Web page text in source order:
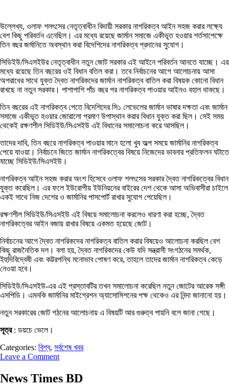
উল্লেখ্য, ওলাফ শলৎসের নেতৃত্বাধীন বিদায়ী সরকার নাগরিকত্ব আইন সহজ করার লক্ষ্যে
বেশ কিছু পরিবর্তন এনেছিল। এর মধ্যে রয়েছে জার্মান সমাজে একীভূত হওয়ার শর্তসাপেক্ষে
তিন বছর জর্মানিতে অবস্থান করা বিদেশিদের নাগরিকত্ব প্রদানের সুযোগ।
সিডিইউ/সিএসইউর নেতৃত্বাধীন নতুন জোট সরকার এই আইনে পরিবর্তন আনতে যাচ্ছে। এর
মধ্যে রয়েছে তিন বছরের ওই বিধান বতিল করা। তবে নির্বাচনের আগে আলোচনায় আসা
অপরাধের সাথে যুক্ত দ্বৈত নাগরিকদের জার্মান নাগরিকত্ব বাতিল করা বিষয়ক কোনো বিধান
রাখছে না নতুন সরকার। পাশাপাশি পাঁচ বছর পর নাগরিকত্ব পাওয়ার আইনও বহাল থাকছে।
তিন বছরের এই নাগরিকত্ব পেতে বিদেশিদের সি১ লেভেলের জার্মান ভাষার দক্ষতা এবং জার্মান
সমাজে একীভূত হওয়ার জোরালো প্রমাণ উপাস্থান করার বিধান যুক্ত করা ছিল। সেই সময়
থেকেই রক্ষণশীল সিডিইউ/সিএসইউ এই বিধানের সমালোচনা করে আসছিল।
তাদের দাবি, তিন বছরে নাগরিকত্ব পাওয়ার মানে হলো খুব অল্প সময়ে জার্মানির নাগরিকত্ব
পেয়ে যাওয়া। নির্বাচনে জিতে জার্মান নাগরিকত্বের বিষয়ে নিজেদের ভাবনার প্রতিফলন ঘটাতে
যাচ্ছে সিডিইউ/সিএসইউ।
নাগরিকত্ব আইন সহজ করার অংশ হিসেবে ওলাফ শলৎসের সরকার দ্বৈত নাগরিকত্বের বিধান
যুক্ত করেছিল। এর ফলে ইউরোপীয় ইউনিয়নের বাইরের দেশ থেকে আসা অভিবাসীরা চাইলে
একই সাথে নিজ দেশের ও জার্মানির পাসপোর্ট রাখার সুযোগ পেয়েছিল।
রক্ষণশীল সিডিইউ/সিএসইউ এই বিষয়ে সমালোচনা করলেও ধারণা করা হচ্ছে, দ্বৈত
নাগরিকত্বের আইন বজায় রাখার বিষয়ে একমত হয়েছে জোট।
নির্বাচনের আগে দ্বৈত নাগরিকদের নাগরিকত্ব বাতিল করার বিষয়েও আলোচনা করছিল বেশ
কিছু রাজনৈতিক দল। বলা হয়, দ্বৈত নাগরিকদের কেউ যদি সন্ত্রাসী সংগঠনের সমর্থক,
ইহুদিবিদ্বেষী এবং কট্টরপন্থি মনোভাব পোষণ করে, তাহলে তাদের জার্মান নাগরিকত্ব কেড়ে
নেওয়া হবে।
সিডিইউ/সিএসইউ-এর এই প্রস্তাবটির তখন সমালোচনা করেছিল নতুন জোটের আরেক সঙ্গী
এসপিডি। এমনকি জার্মানির মাইগ্রেশন অ্যাসোসিশনের পক্ষ থেকেও এর নিন্দা জানানো হয়।
নতুন সরকারের জোট গঠনের আলোচনায় এ বিষয়টি আর গুরুত্ব পায়নি বলে জানা গেছে।
সূত্র : ডয়চে ভেলে।
Categories: বিশ্ব, সর্বশেষ খবর
Leave a Comment
News Times BD